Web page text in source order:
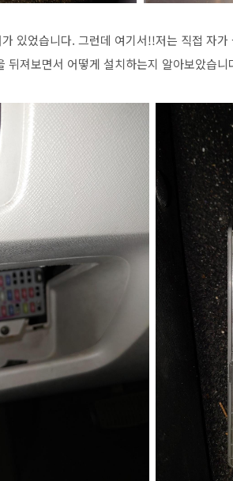
있었습니다. 그런데 여기서!!저는 직접 자
뒤져보면서 어떻게 설치하는지 알아보았습니